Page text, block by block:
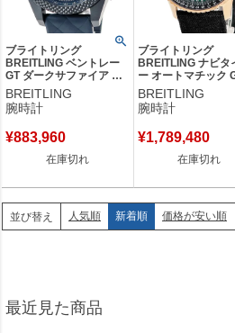
ブライトリング
BREITLING ベントレー
GT ダークサファイア エ
ディション
XB0613C1/C984
XB0613 デイト 限定 メ
ルー 【中古】
BREITLING
腕時計
¥883,960
在庫切れ
ブライトリング
BREITLING ナビタ
ー オートマチック
41 R32310251L1P1
R32310 K18RG無垢
リーン メンズ 腕時
古】
BREITLING
腕時計
¥1,789,480
在庫切れ
並び替え 人気順 新着順 価格が安い順
最近見た商品